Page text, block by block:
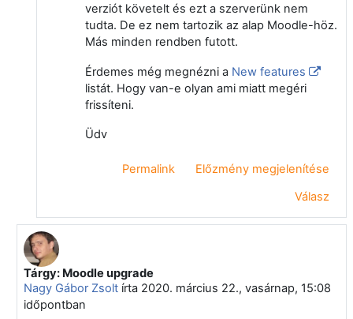
verziót követelt és ezt a szerverünk nem
tudta. De ez nem tartozik az alap Moodle-höz.
Más minden rendben futott.
Érdemes még megnézni a New features
listát. Hogy van-e olyan ami miatt megéri
frissíteni.
Üdv
Permalink
Előzmény megjelenítése
Válasz
Válasz erre: Makó Gábor
Tárgy: Moodle upgrade
Nagy Gábor Zsoltírta 2020. március 22., vasárnap, 15:08
időpontban